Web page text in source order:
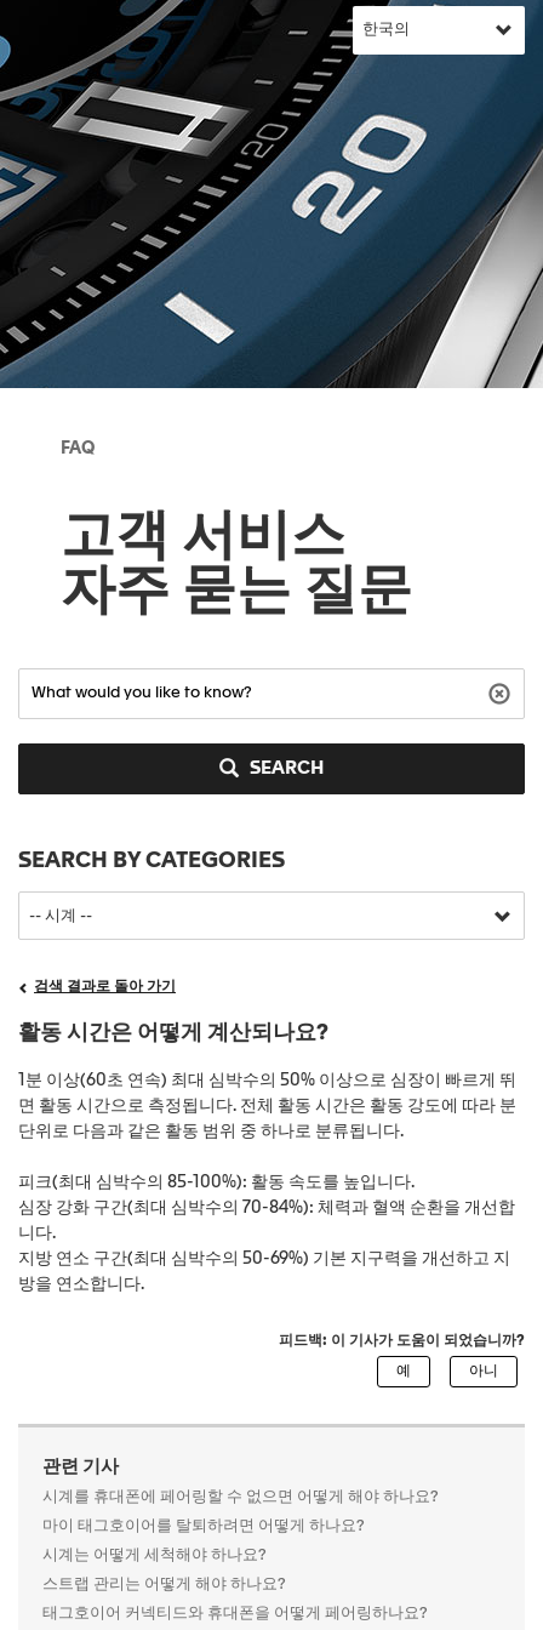
FAQ
고객 서비스
자주 묻는 질문
SEARCH
SEARCH BY CATEGORIES
검색 결과로 돌아 가기
활동 시간은 어떻게 계산되나요?
1분 이상(60초 연속) 최대 심박수의 50% 이상으로 심장이 빠르게 뛰
면 활동 시간으로 측정됩니다. 전체 활동 시간은 활동 강도에 따라 분
단위로 다음과 같은 활동 범위 중 하나로 분류됩니다.
피크(최대 심박수의 85-100%): 활동 속도를 높입니다.
심장 강화 구간(최대 심박수의 70-84%): 체력과 혈액 순환을 개선합
니다.
지방 연소 구간(최대 심박수의 50-69%) 기본 지구력을 개선하고 지
방을 연소합니다.
피드백: 이 기사가 도움이 되었습니까?
관련 기사
시계를 휴대폰에 페어링할 수 없으면 어떻게 해야 하나요?
마이 태그호이어를 탈퇴하려면 어떻게 하나요?
시계는 어떻게 세척해야 하나요?
스트랩 관리는 어떻게 해야 하나요?
태그호이어 커넥티드와 휴대폰을 어떻게 페어링하나요?